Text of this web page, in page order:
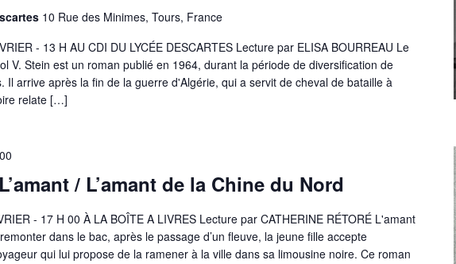
10 Rue des Minimes, Tours, France
- 13 H AU CDI DU LYCÉE DESCARTES Lecture par ELISA BOURREAU Le
V. Stein est un roman publié en 1964, durant la période de diversification de
Il arrive après la fin de la guerre d'Algérie, qui a servit de cheval de bataille à
relate […]
/ L’amant de la Chine du Nord
- 17 H 00 À LA BOÎTE A LIVRES Lecture par CATHERINE RÉTORÉ L'amant
dans le bac, après le passage d’un fleuve, la jeune fille accepte
qui lui propose de la ramener à la ville dans sa limousine noire. Ce roman